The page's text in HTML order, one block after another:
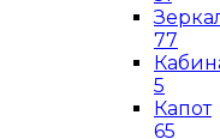
77
5
Капот
65